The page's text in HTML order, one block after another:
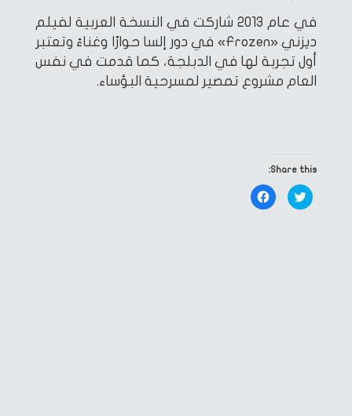
في عام 2013 شاركت في النسخة العربية لفيلم
ديزني «Frozen» في دور إلسا حوارًا وغناءً وتعتبر
أول تجربة لها في الدبلجة، كما قدمت في نفس
العام مشروع تمصير لمسرحية البؤساء.
Share this:
Click
to
share
Click
to